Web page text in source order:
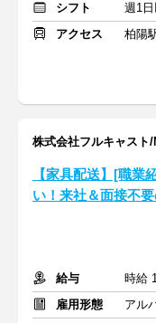
シフト
週1
アクセス
柏陽
株式会社フルキャスト
【家具配送】[職
い！来社＆面接不
給与
時給
雇用形態
アル